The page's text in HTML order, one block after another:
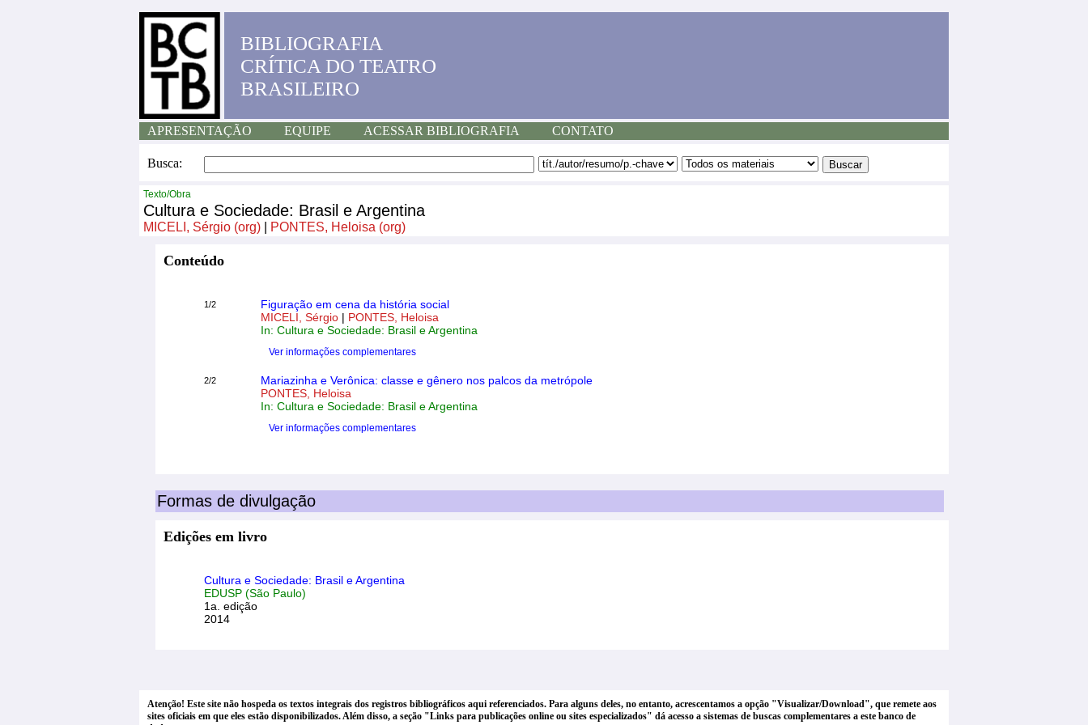
BIBLIOGRAFIA
CRÍTICA DO TEATRO
BRASILEIRO
APRESENTAÇÃO EQUIPE ACESSAR BIBLIOGRAFIA CONTATO
Busca:
Texto/Obra
Cultura e Sociedade: Brasil e Argentina
MICELI, Sérgio (org) PONTES, Heloisa (org)
Conteúdo
1/2
Figuração em cena da história social
MICELI, Sérgio | PONTES, Heloisa
In: Cultura e Sociedade: Brasil e Argentina
Ver informações complementares
2/2
Mariazinha e Verônica: classe e gênero nos palcos da metrópole
PONTES, Heloisa
In: Cultura e Sociedade: Brasil e Argentina
Ver informações complementares
Formas de divulgação
Edições em livro
Cultura e Sociedade: Brasil e Argentina
EDUSP (São Paulo)
1a. edição
2014
Atenção! Este site não hospeda os textos integrais dos registros bibliográficos aqui referenciados. Para alguns deles, no entanto, acrescentamos a opção "Visualizar/Download", que remete aos
sites oficiais em que eles estão disponibilizados. Além disso, a seção "Links para publicações online ou sites especializados" dá acesso a sistemas de buscas complementares a este banco de